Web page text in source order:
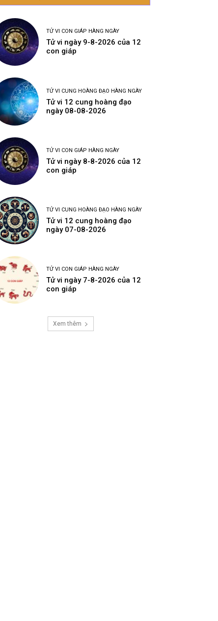
TỬ VI CON GIÁP HÀNG NGÀY
Tử vi ngày 9-8-2026 của 12
con giáp
TỬ VI CUNG HOÀNG ĐẠO HÀNG NGÀY
Tử vi 12 cung hoàng đạo
ngày 08-08-2026
TỬ VI CON GIÁP HÀNG NGÀY
Tử vi ngày 8-8-2026 của 12
con giáp
TỬ VI CUNG HOÀNG ĐẠO HÀNG NGÀY
Tử vi 12 cung hoàng đạo
ngày 07-08-2026
TỬ VI CON GIÁP HÀNG NGÀY
Tử vi ngày 7-8-2026 của 12
con giáp
Xem thêm